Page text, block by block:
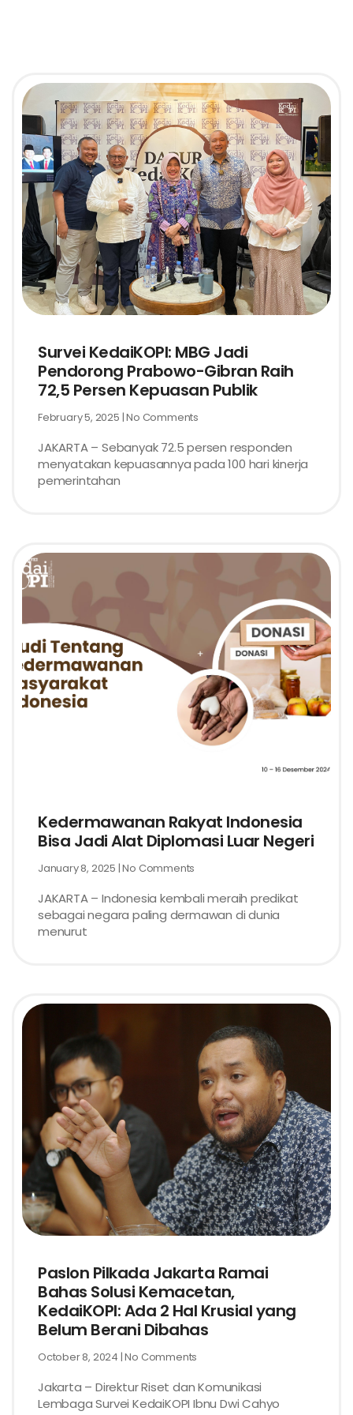
Survei KedaiKOPI: MBG Jadi
Pendorong Prabowo-Gibran Raih
72,5 Persen Kepuasan Publik
February 5, 2025 No Comments
JAKARTA – Sebanyak 72.5 persen responden
menyatakan kepuasannya pada 100 hari kinerja
pemerintahan
Kedermawanan Rakyat Indonesia
Bisa Jadi Alat Diplomasi Luar Negeri
January 8, 2025 No Comments
JAKARTA – Indonesia kembali meraih predikat
sebagai negara paling dermawan di dunia
menurut
Paslon Pilkada Jakarta Ramai
Bahas Solusi Kemacetan,
KedaiKOPI: Ada 2 Hal Krusial yang
Belum Berani Dibahas
October 8, 2024 No Comments
Jakarta – Direktur Riset dan Komunikasi
Lembaga Survei KedaiKOPI Ibnu Dwi Cahyo